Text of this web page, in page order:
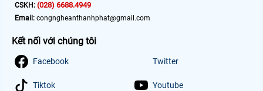
CSKH: (028) 6688.4949
Email: congngheanthanhphat@gmail.com
Kết nối với chúng tôi
Facebook Twitter
Tiktok Youtube